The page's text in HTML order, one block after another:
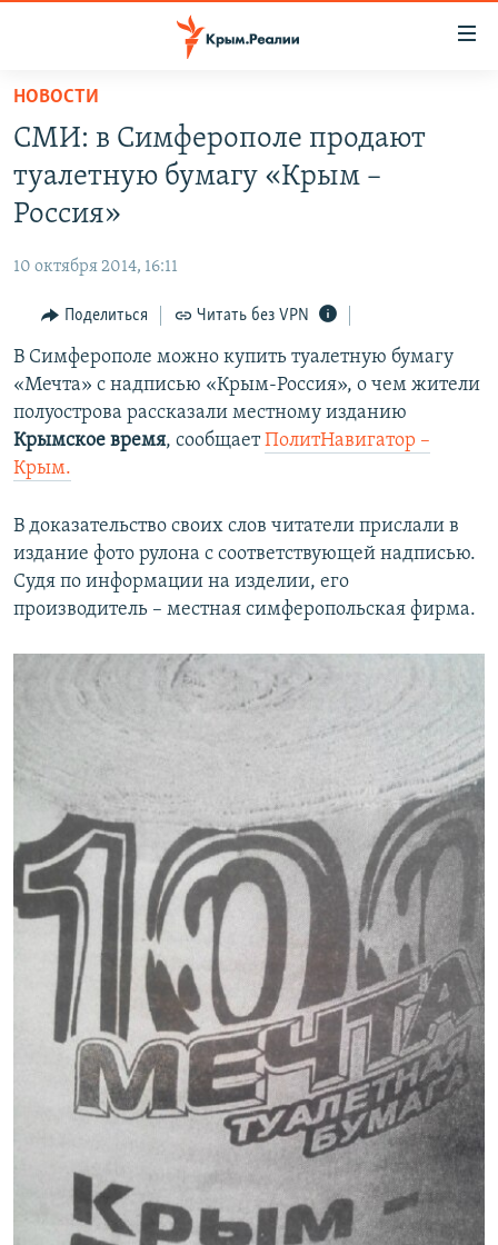
Вернуться
основному
содержанию
Вернутся
главной
навигации
Вернутся
поиску
11 ЛЕТ ОККУПАЦИИ КРЫМА. 11 ИСТОРИЙ СОПРОТИВЛЕНИЯ
ВОДА
ЕЩЕ
ИНТЕРАКТИВ
ИНФОГРАФИКА
ТЕЛЕПРОЕКТ КРЫМ.РЕАЛИИ
СОВЕТЫ ПРАВОЗАЩИТНИКОВ
ПРОПАВШИЕ БЕЗ ВЕСТИ
ПОБЕДИТЕЛЕЙ НЕ СУДЯТ?
КРЫМ.НЕПОКОРЕННЫЙ
РАДІО СВОБОДА
КАК ОБОЙТИ БЛОКИРОВКУ
Українською
Qırımtatar
ПРИСОЕДИНЯЙТЕСЬ!
Все сайты RFE/RL
НОВОСТИ
СМИ: в Симферополе продают
туалетную бумагу «Крым –
Россия»
10 октября 2014, 16:11
Поделиться Читать без VPN
В Симферополе можно купить туалетную бумагу
«Мечта» с надписью «Крым-Россия», о чем жители
полуострова рассказали местному изданию
Крымское время, сообщаетПолитНавигатор –
Крым.
В доказательство своих слов читатели прислали в
издание фото рулона с соответствующей надписью.
Судя по информации на изделии, его
производитель – местная симферопольская фирма.